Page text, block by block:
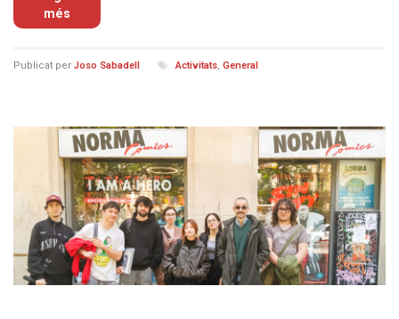
més
Publicat per Joso Sabadell Activitats, General